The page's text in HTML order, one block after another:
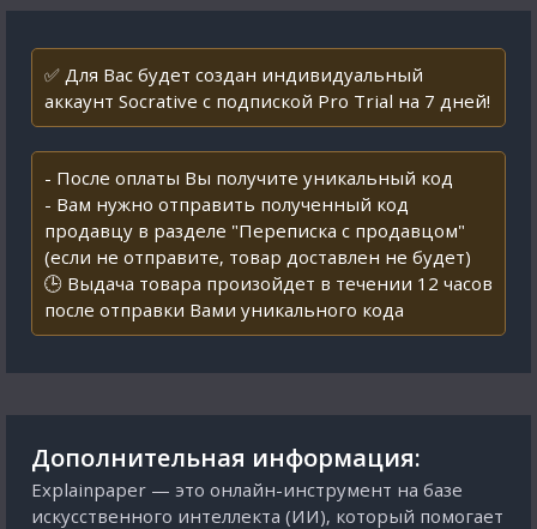
✅ Для Вас будет создан индивидуальный
аккаунт Socrative с подпиской Pro Trial на 7 дней!
- После оплаты Вы получите уникальный код
- Вам нужно отправить полученный код
продавцу в разделе "Переписка с продавцом"
(если не отправите, товар доставлен не будет)
🕒 Выдача товара произойдет в течении 12 часов
после отправки Вами уникального кода
Дополнительная информация:
Explainpaper — это онлайн-инструмент на базе
искусственного интеллекта (ИИ), который помогает